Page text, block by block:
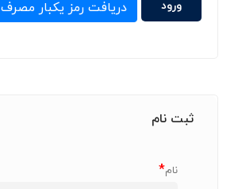
دریافت رمز یکبار مصرف
ثبت نام
نام*